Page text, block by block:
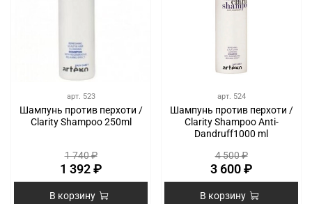
арт. 523
Шампунь против перхоти /
Clarity Shampoo 250ml
1 740 ₽
1 392 ₽
В корзину
арт. 524
Шампунь против перхоти /
Clarity Shampoo Anti-
Dandruff1000 ml
4 500 ₽
3 600 ₽
В корзину